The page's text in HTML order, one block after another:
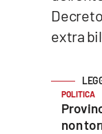
extra
POLITICA
non